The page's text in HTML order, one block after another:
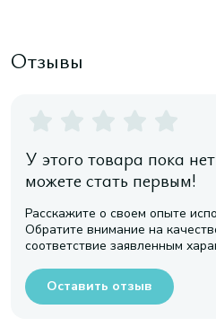
Отзывы
У этого товара пока
можете стать первым!
Расскажите о своем опыте
Обратите внимание на
соответствие заявленным
Оставить отзыв